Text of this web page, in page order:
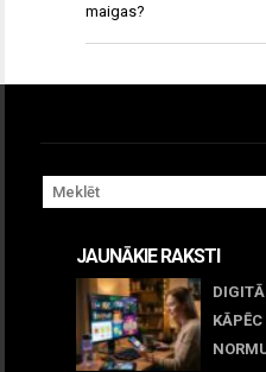
maigas?
JAUNĀKIE RAKSTI